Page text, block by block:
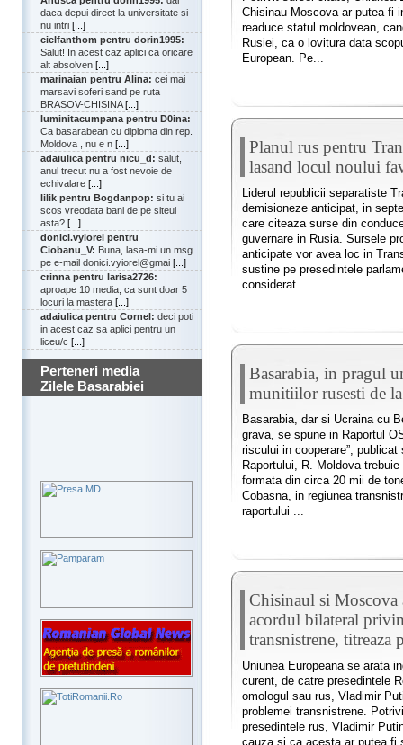
daca depui direct la universitate si
nu intri [...]
cielfanthom pentru dorin1995:
Salut! In acest caz aplici ca oricare
alt absolven [...]
marinaian pentru Alina: cei mai
marsavi soferi sand pe ruta
BRASOV-CHISINA[...]
luminitacumpana pentru D0ina:
Ca basarabean cu diploma din rep.
Moldova , nu e n [...]
adaiulica pentru nicu_d: salut,
anul trecut nu a fost nevoie de
echivalare [...]
lilik pentru Bogdanpop: si tu ai
scos vreodata bani de pe siteul
asta? [...]
donici.vyiorel pentru
Ciobanu_V: Buna, lasa-mi un msg
pe e-mail donici.vyiorel@gmai [...]
crinna pentru larisa2726:
aproape 10 media, ca sunt doar 5
locuri la mastera [...]
adaiulica pentru Cornel: deci poti
in acest caz sa aplici pentru un
liceu/c [...]
Perteneri media
Zilele Basarabiei
Chisinau-Moscova ar putea fi
readuce statul moldovean,
Rusiei, ca o lovitura data
European. Pe...
Planul rus pentru
lasand locul noului
Liderul republicii separatiste
demisioneze anticipat, in
care citeaza surse din
guvernare in Rusia. Sursele
anticipate vor avea loc in
sustine pe presedintele
considerat ...
Basarabia, in pragul
munitiilor rusesti de
Basarabia, dar si Ucraina cu
grava, se spune in Raportul
riscului in cooperare”,
Raportului, R. Moldova
formata din circa 20 mii de
Cobasna, in regiunea
raportului ...
Chisinaul si Moscova
acordul bilateral
transnistrene,
Uniunea Europeana se arata
curent, de catre presedintele
omologul sau rus, Vladimir
problemei transnistrene.
presedintele rus, Vladimir
cauza si ca acesta ar putea fi